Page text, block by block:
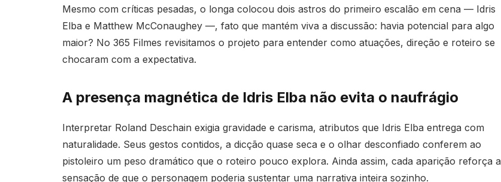
Mesmo com críticas pesadas, o longa colocou dois astros do primeiro escalão em cena — Idris
Elba e Matthew McConaughey —, fato que mantém viva a discussão: havia potencial para algo
maior? No 365 Filmes revisitamos o projeto para entender como atuações, direção e roteiro se
chocaram com a expectativa.
A presença magnética de Idris Elba não evita o naufrágio
Interpretar Roland Deschain exigia gravidade e carisma, atributos que Idris Elba entrega com
naturalidade. Seus gestos contidos, a dicção quase seca e o olhar desconfiado conferem ao
pistoleiro um peso dramático que o roteiro pouco explora. Ainda assim, cada aparição reforça a
sensação de que o personagem poderia sustentar uma narrativa inteira sozinho.